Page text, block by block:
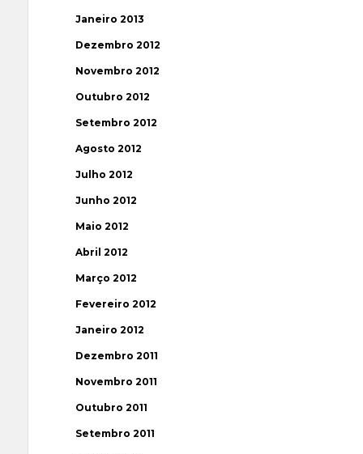
Janeiro 2013
Dezembro 2012
Novembro 2012
Outubro 2012
Setembro 2012
Agosto 2012
Julho 2012
Junho 2012
Maio 2012
Abril 2012
Março 2012
Fevereiro 2012
Janeiro 2012
Dezembro 2011
Novembro 2011
Outubro 2011
Setembro 2011